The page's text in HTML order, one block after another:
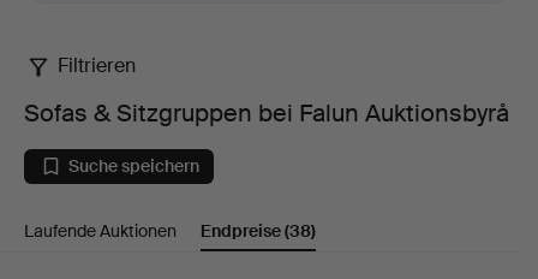
Sofas
Sitzgruppen
bei
Filtrieren
Sofas & Sitzgruppen bei Falun Auktionsbyrå
Suche speichern
Laufende Auktionen Endpreise(38)